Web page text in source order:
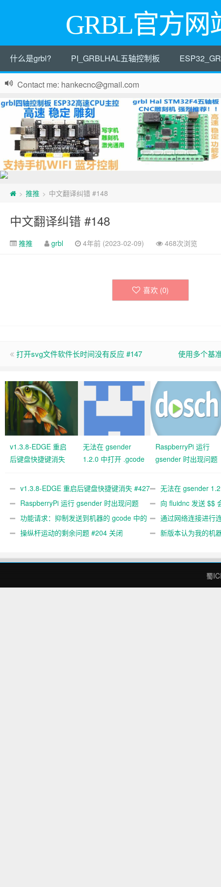
GRBL官方网
什么是grbl? PI_GRBLHAL五轴控制板
Contact me: hankecnc@gmail.com
> 推推 > 中文翻译纠错 #148
中文翻译纠错 #148
推推 grbl 4年前 (2023-02-09) 468次浏览
喜欢 (0)
打开svg文件软件长时间没有反应 #147 使用多个基
v1.3.8-EDGE 重启
后键盘快捷键消失
无法在 gsender
1.2.0 中打开 .gcode
RaspberryPi 运行
gsender 时出现问题
v1.3.8-EDGE 重启后键盘快捷键消失 #427
关闭
无法在 gsender
#367
RaspberryPi 运行 gsender 时出现问题
#89
向 fluidnc 发送 $$
#473
功能请求：抑制发送到机器的 gcode 中的
gcode 注释。 #444 关闭
通过网络连接进行
操纵杆运动的剩余问题 #204 关闭
新版本认为我的机
蜀